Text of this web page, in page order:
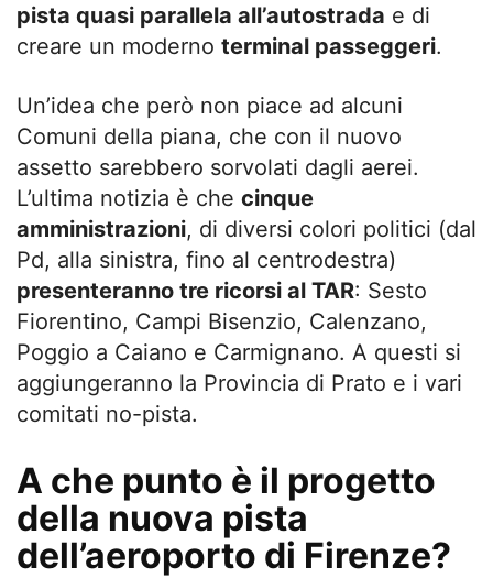
pista quasi parallela all’autostrada e di
creare un moderno terminal passeggeri.
Un’idea che però non piace ad alcuni
Comuni della piana, che con il nuovo
assetto sarebbero sorvolati dagli aerei.
L’ultima notizia è che cinque
amministrazioni, di diversi colori politici (dal
Pd, alla sinistra, fino al centrodestra)
presenteranno tre ricorsi al TAR: Sesto
Fiorentino, Campi Bisenzio, Calenzano,
Poggio a Caiano e Carmignano. A questi si
aggiungeranno la Provincia di Prato e i vari
comitati no-pista.
A che punto è il progetto
della nuova pista
dell’aeroporto di Firenze?